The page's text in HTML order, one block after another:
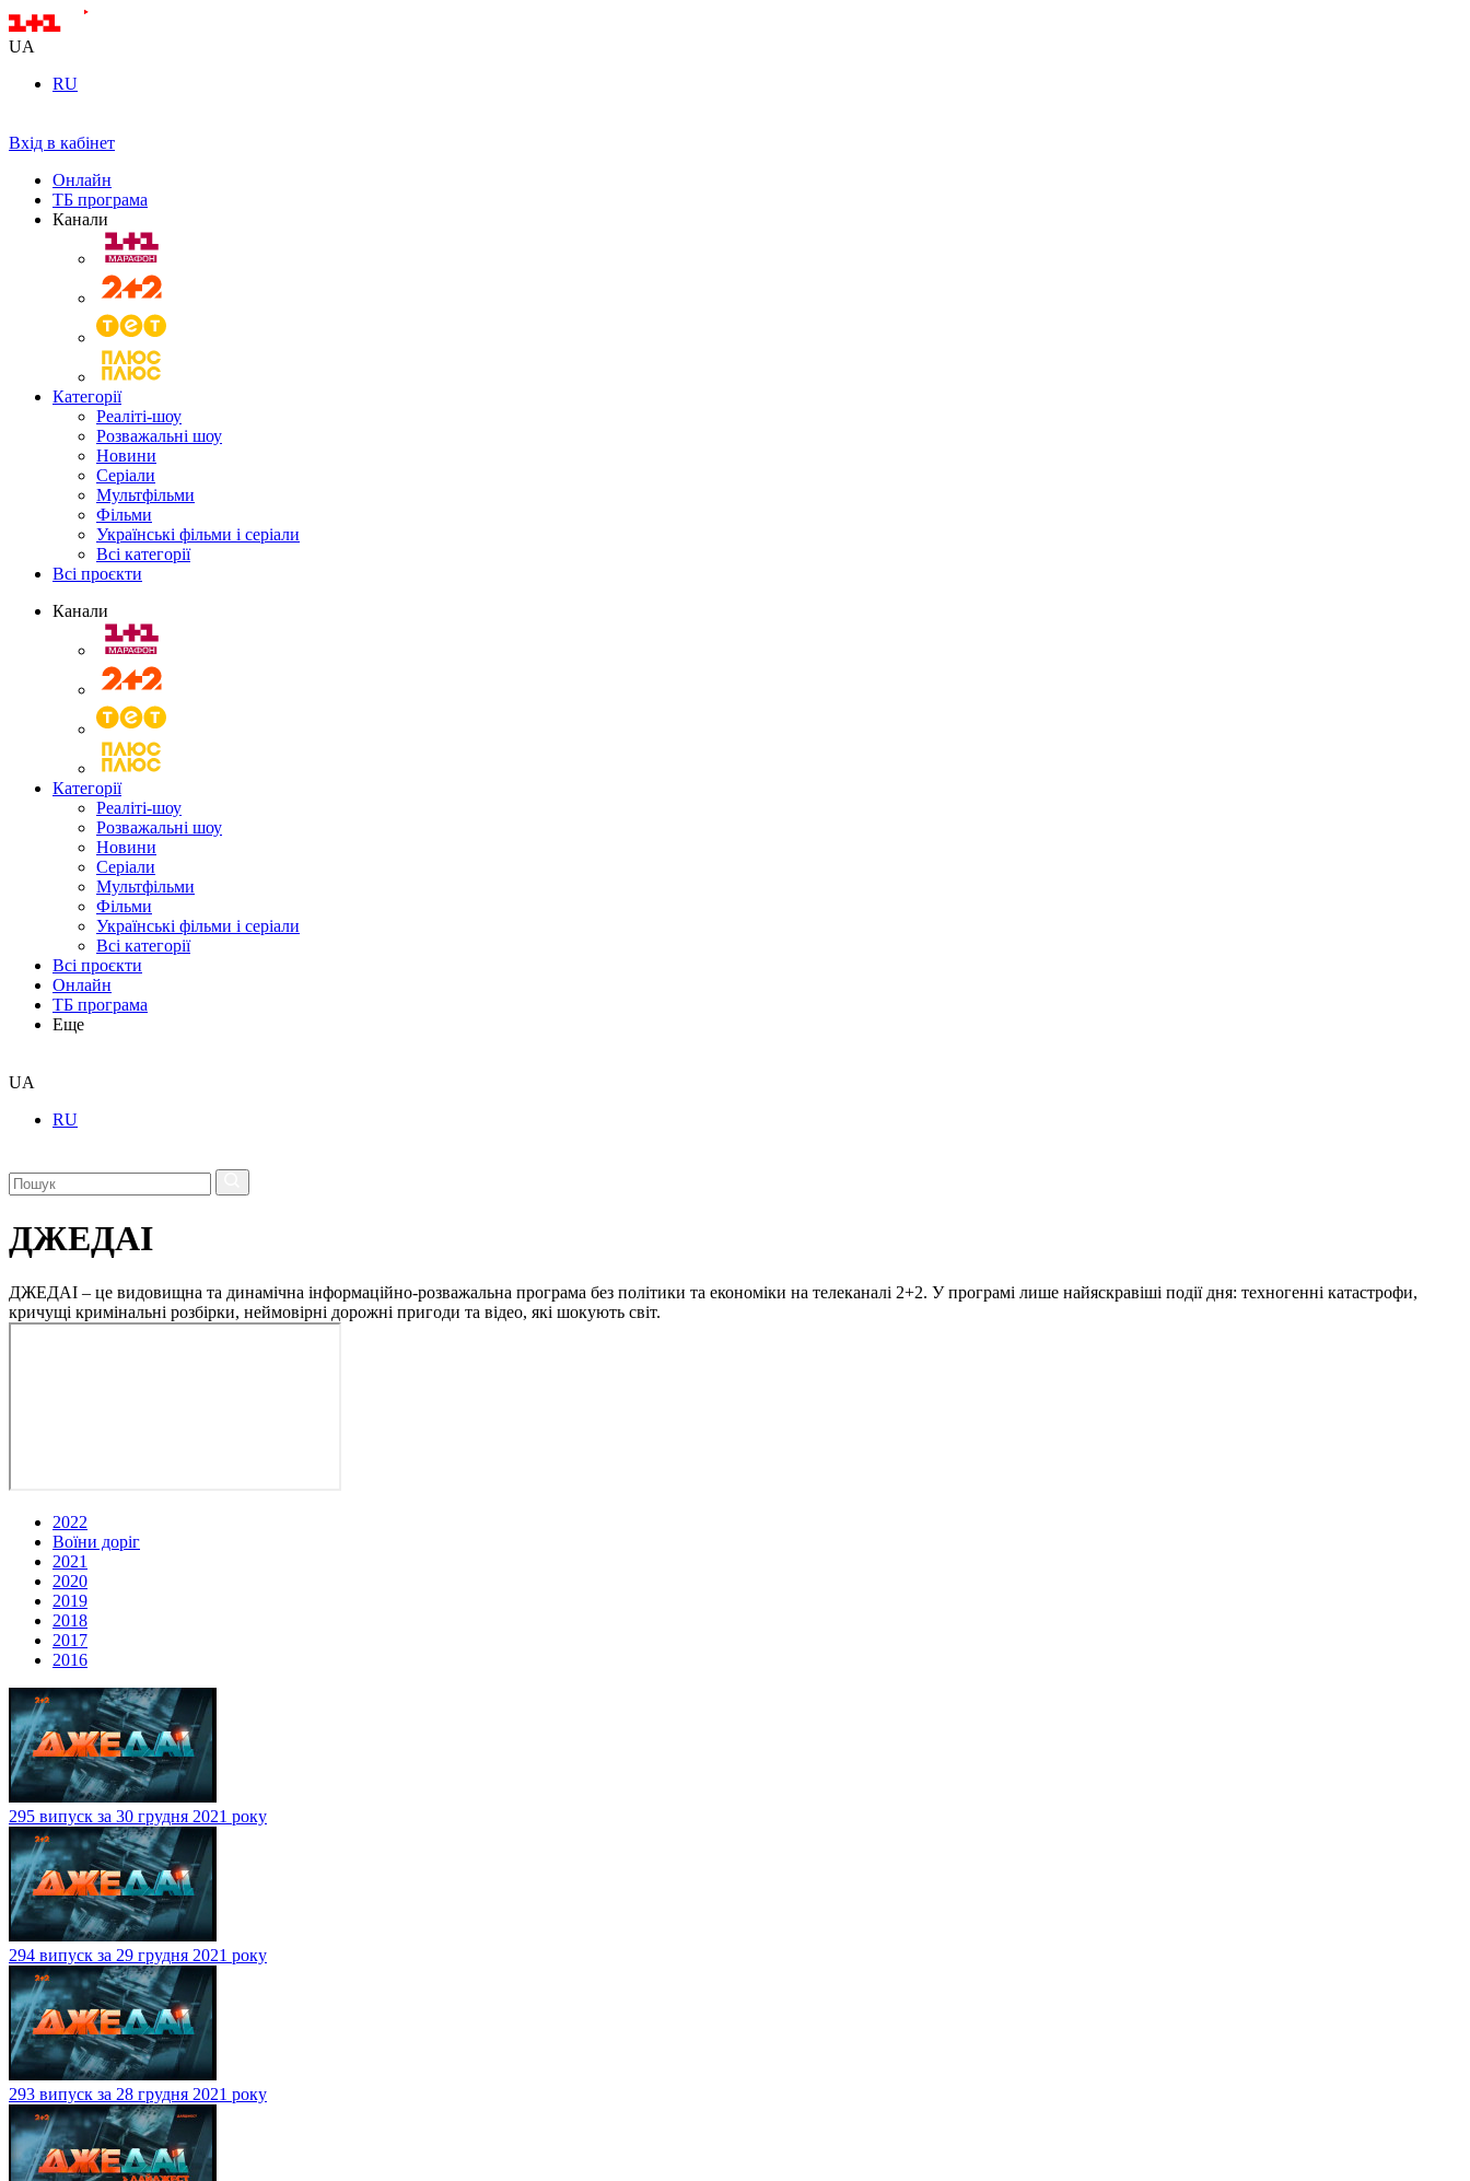
UA
RU
Вхід в кабінет
Онлайн
ТБ програма
Канали
Категорії
Реаліті-шоу
Розважальні шоу
Новини
Серіали
Мультфільми
Фільми
Українські фільми і серіали
Всі категорії
Всі проєкти
Канали
Категорії
Реаліті-шоу
Розважальні шоу
Новини
Серіали
Мультфільми
Фільми
Українські фільми і серіали
Всі категорії
Всі проєкти
Онлайн
ТБ програма
Еще
UA
RU
ДЖЕДАІ
ДЖЕДАІ – це видовищна та динамічна інформаційно-розважальна програма без політики та економіки на телеканалі 2+2. У програмі лише найяскравіші події дня: техногенні катастрофи,
кричущі кримінальні розбірки, неймовірні дорожні пригоди та відео, які шокують світ.
2022
Воїни доріг
2021
2020
2019
2018
2017
2016
295 випуск за 30 грудня 2021 року
294 випуск за 29 грудня 2021 року
293 випуск за 28 грудня 2021 року